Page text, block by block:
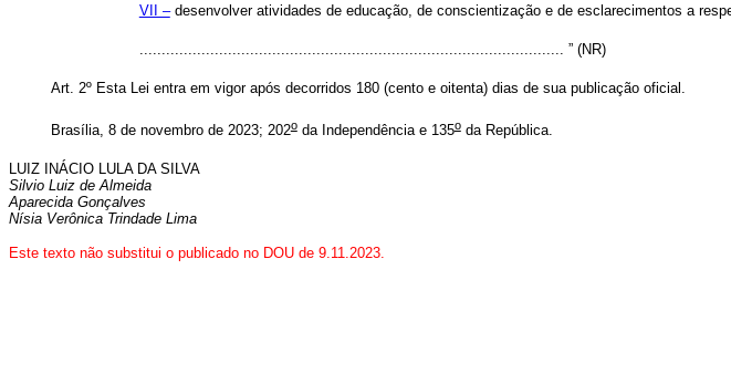
VII –desenvolver atividades de educação, de conscientização e de esclarecimentos a
................................................................................................ ” (NR)
Art. 2º Esta Lei entra em vigor após decorridos 180 (cento e oitenta) dias de sua publicação oficial.
Brasília, 8 de novembro de 2023; 202oda Independência e 135oda República.
LUIZ INÁCIO LULA DA SILVA
Silvio Luiz de Almeida
Aparecida Gonçalves
Nísia Verônica Trindade Lima
Este texto não substitui o publicado no DOU de 9.11.2023.